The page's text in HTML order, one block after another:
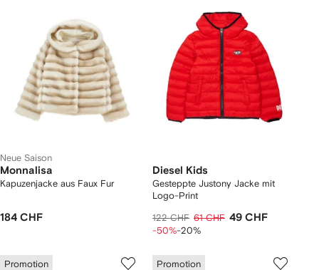
Neue Saison
Monnalisa
Kapuzenjacke aus Faux Fur
184 CHF
Diesel Kids
Gesteppte Justony Jacke mit
Logo-Print
122 CHF 61 CHF 49 CHF
-50%-20%
Promotion Promotion